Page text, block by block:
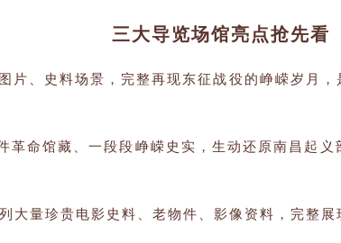
三大导览场馆亮点抢先看
片、史料场景，完整再现东征战役的峥嵘岁月
革命馆藏、一段段峥嵘史实，生动还原南昌起
大量珍贵电影史料、老物件、影像资料，完整